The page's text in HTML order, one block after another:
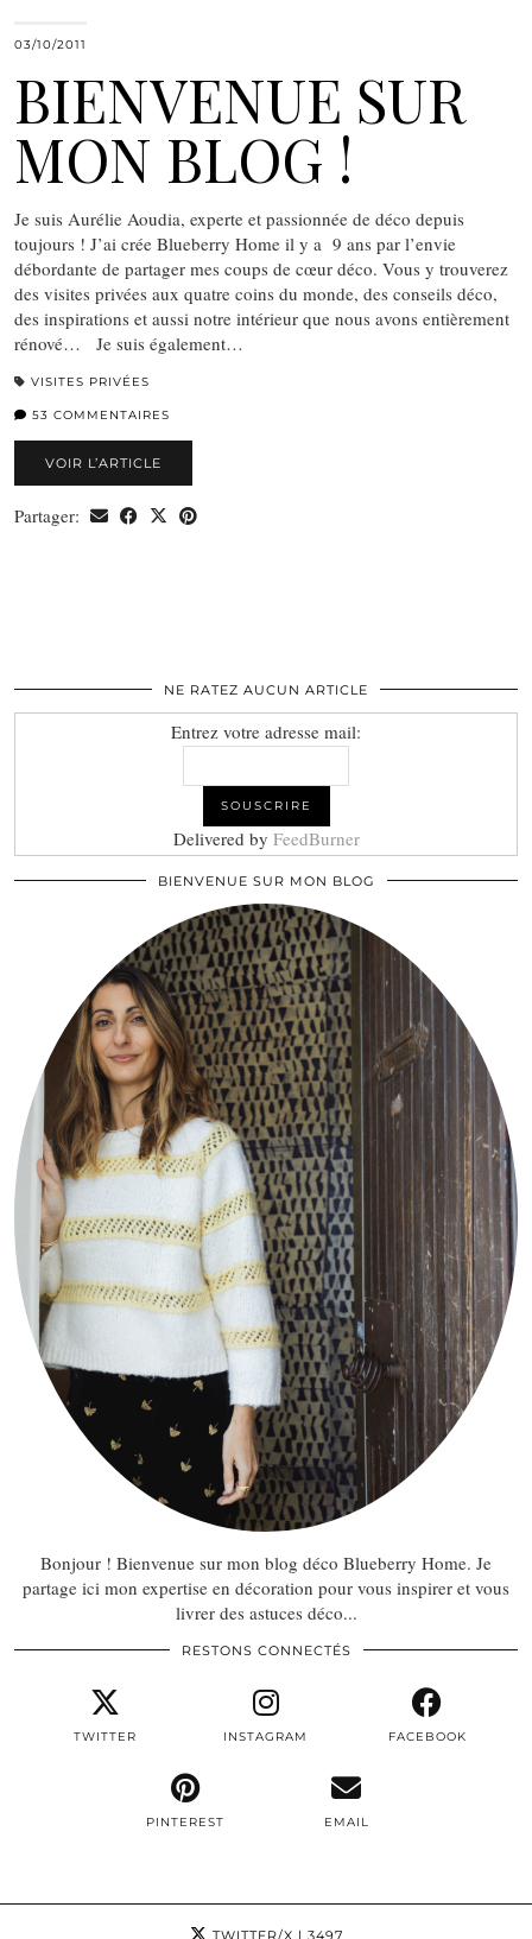
03/10/2011
BIENVENUE SUR
MON BLOG !
Je suis Aurélie Aoudia, experte et passionnée de déco depuis
toujours ! J’ai crée Blueberry Home il y a 9 ans par l’envie
débordante de partager mes coups de cœur déco. Vous y trouverez
des visites privées aux quatre coins du monde, des conseils déco,
des inspirations et aussi notre intérieur que nous avons entièrement
rénové… Je suis également…
VISITES PRIVÉES
53 COMMENTAIRES
VOIR L’ARTICLE
Partager:
NE RATEZ AUCUN ARTICLE
Entrez votre adresse mail:
Delivered by FeedBurner
BIENVENUE SUR MON BLOG
Bonjour ! Bienvenue sur mon blog déco Blueberry Home. Je
partage ici mon expertise en décoration pour vous inspirer et vous
livrer des astuces déco...
RESTONS CONNECTÉS
TWITTER INSTAGRAM FACEBOOK
PINTEREST EMAIL
TWITTER/X | 3497